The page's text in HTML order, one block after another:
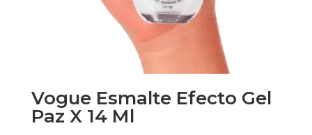
Vogue Esmalte Efecto Gel
Paz X 14 Ml